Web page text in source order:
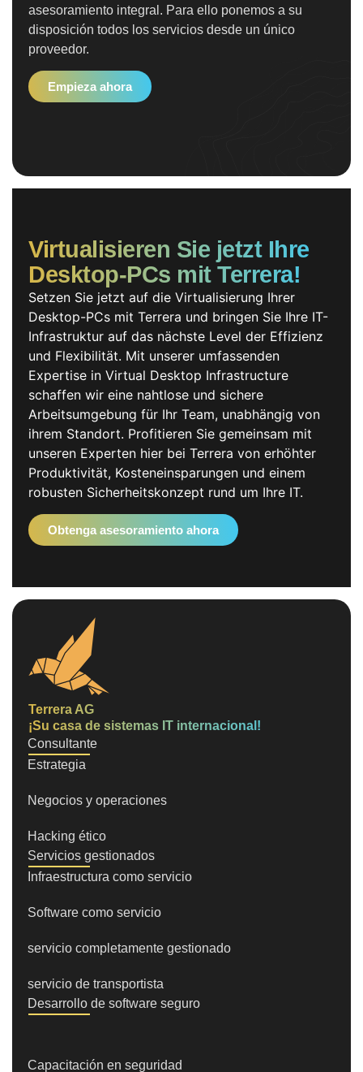
asesoramiento integral. Para ello ponemos a su
disposición todos los servicios desde un único
proveedor.
Empieza ahora
Virtualisieren Sie jetzt Ihre
Desktop-PCs mit Terrera!
Setzen Sie jetzt auf die Virtualisierung Ihrer
Desktop-PCs mit Terrera und bringen Sie Ihre IT-
Infrastruktur auf das nächste Level der Effizienz
und Flexibilität. Mit unserer umfassenden
Expertise in Virtual Desktop Infrastructure
schaffen wir eine nahtlose und sichere
Arbeitsumgebung für Ihr Team, unabhängig von
ihrem Standort. Profitieren Sie gemeinsam mit
unseren Experten hier bei Terrera von erhöhter
Produktivität, Kosteneinsparungen und einem
robusten Sicherheitskonzept rund um Ihre IT.
Obtenga asesoramiento ahora
Terrera AG
¡Su casa de sistemas IT internacional!
Consultante
Estrategia
Negocios y operaciones
Hacking ético
Servicios gestionados
Infraestructura como servicio
Software como servicio
servicio completamente gestionado
servicio de transportista
Desarrollo de software seguro
Capacitación en seguridad